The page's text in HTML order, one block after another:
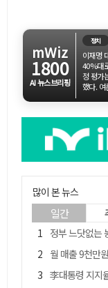
mWiz
1800
AI 뉴스브리핑
정치
이재명
40%대
정 평가
했다. 여
많이 본 뉴스
일간
정부 느닷없는 농지 전수
월 매출 9천만원에도 문
李대통령 지지율 다